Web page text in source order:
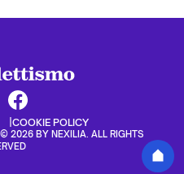
COOKIE POLICY
2026 BY NEXILIA. ALL RIGHTS